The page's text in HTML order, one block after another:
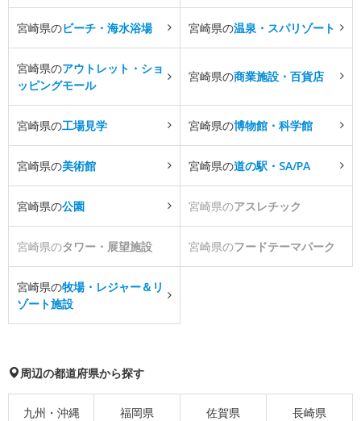
宮崎県のビーチ・海水浴場 宮崎県の温泉・スパリゾート
宮崎県のアウトレット・ショ
ッピングモール
宮崎県の商業施設・百貨店
宮崎県の工場見学 宮崎県の博物館・科学館
宮崎県の美術館 宮崎県の道の駅・SA/PA
宮崎県の公園 宮崎県のアスレチック
宮崎県のタワー・展望施設 宮崎県のフードテーマパーク
宮崎県の牧場・レジャー＆リ
ゾート施設
周辺の都道府県から探す
九州・沖縄 福岡県 佐賀県 長崎県